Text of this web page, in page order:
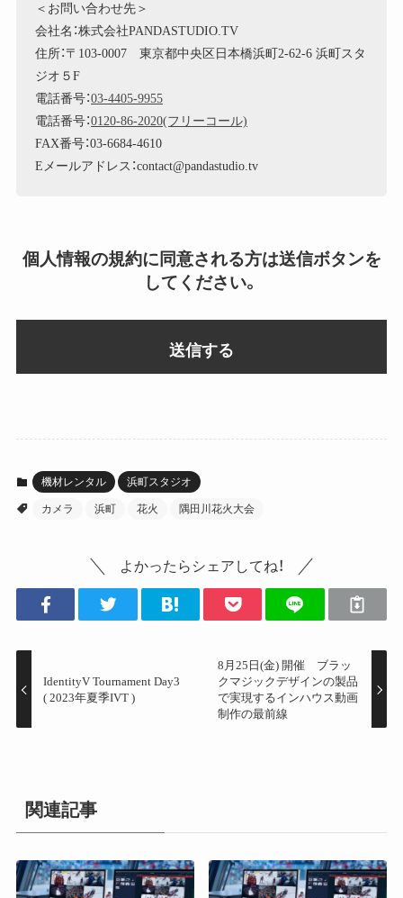
＜お問い合わせ先＞
会社名：株式会社PANDASTUDIO.TV
住所：〒103-0007 東京都中央区日本橋浜町2-62-6 浜町スタ
ジオ５F
電話番号：03-4405-9955
電話番号：0120-86-2020(フリーコール)
FAX番号：03-6684-4610
Eメールアドレス：contact@pandastudio.tv
個人情報の規約に同意される方は送信ボタンを
してください。
機材レンタル 浜町スタジオ
カメラ 浜町 花火 隅田川花火大会
よかったらシェアしてね！
IdentityV Tournament Day3
( 2023年夏季IVT )
8月25日(金) 開催 ブラッ
クマジックデザインの製品
で実現するインハウス動画
制作の最前線
関連記事